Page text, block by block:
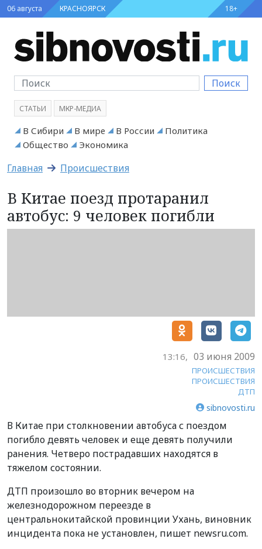
06 августа КРАСНОЯРСК 18+
Поиск
СТАТЬИ МКР-МЕДИА
В Сибири В мире В России
Политика
Общество
Экономика
Главная Происшествия
В Китае поезд протаранил
автобус: 9 человек погибли
13:16, 03 июня 2009
ПРОИСШЕСТВИЯ
ПРОИСШЕСТВИЯ
ДТП
sibnovosti.ru
В Китае при столкновении автобуса с поездом
погибло девять человек и еще девять получили
ранения. Четверо пострадавших находятся в
тяжелом состоянии.
ДТП произошло во вторник вечером на
железнодорожном переезде в
центральнокитайской провинции Ухань, виновник
инцидента пока не установлен, пишет newsru.com.